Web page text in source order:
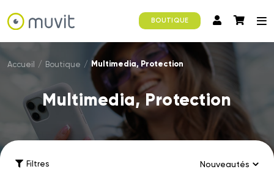
BOUTIQUE
Accueil / Boutique / Multimedia, Protection
Multimedia, Protection
Filtres